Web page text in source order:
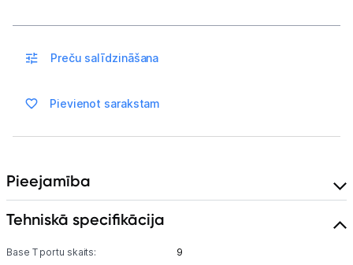
Uzņēmumiem
Tet pakalpojumi
Preču salīdzināšana
Pievienot sarakstam
Pieejamība
Tehniskā specifikācija
Base T portu skaits: 9